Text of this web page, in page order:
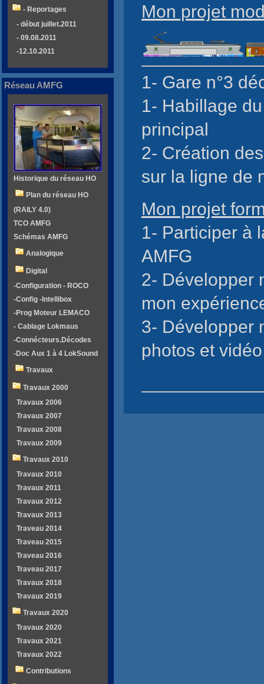
Mon projet
1- Gare n°3
1- Habillage
principal
2- Création
sur la ligne de
Mon projet
1- Participer à
AMFG
2- Développer
mon
3- Développer
photos et vidéo
- Reportages
- début juillet.2011
- 09.08.2011
-12.10.2011
Réseau AMFG
Historique du réseau HO
Plan du réseau HO
(RAILY 4.0)
TCO AMFG
Schémas AMFG
Analogique
Digital
-Configuration - ROCO
-Config -Intellibox
-Prog Moteur LEMACO
- Cablage Lokmaus
-Connécteurs.Décodes
-Doc Aux 1 à 4 LokSound
Travaux
Travaux 2000
Travaux 2006
Travaux 2007
Travaux 2008
Travaux 2009
Travaux 2010
Travaux 2010
Travaux 2011
Travaux 2012
Travaux 2013
Traveau 2014
Traveau 2015
Traveau 2016
Traveau 2017
Travaux 2018
Travaux 2019
Travaux 2020
Travaux 2020
Travaux 2021
Travaux 2022
Contributions